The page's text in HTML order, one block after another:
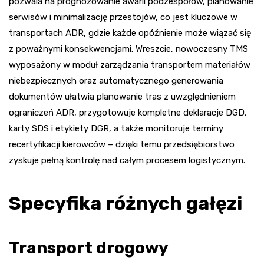
serwisów i minimalizację przestojów, co jest kluczowe w
transportach ADR, gdzie każde opóźnienie może wiązać się
z poważnymi konsekwencjami. Wreszcie, nowoczesny TMS
wyposażony w moduł zarządzania transportem materiałów
niebezpiecznych oraz automatycznego generowania
dokumentów ułatwia planowanie tras z uwzględnieniem
ograniczeń ADR, przygotowuje kompletne deklaracje DGD,
karty SDS i etykiety DGR, a także monitoruje terminy
recertyfikacji kierowców – dzięki temu przedsiębiorstwo
zyskuje pełną kontrolę nad całym procesem logistycznym.
Specyfika różnych gałęzi
Transport drogowy